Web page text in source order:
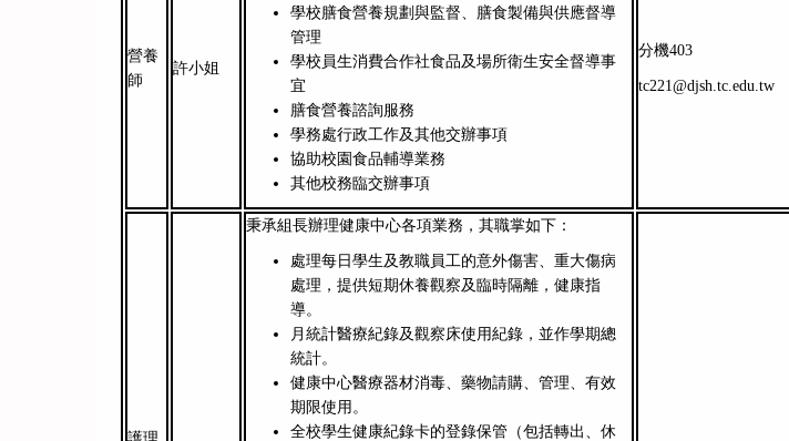
營養
師
許小姐
學校膳食營養規劃與監督、膳食製備與供應督導
管理
學校員生消費合作社食品及場所衛生安全督導事
宜
膳食營養諮詢服務
學務處行政工作及其他交辦事項
協助校園食品輔導業務
其他校務臨交辦事項
分機403
tc221@djsh.tc.edu.tw
秉承組長辦理健康中心各項業務，其職掌如下：
處理每日學生及教職員工的意外傷害、重大傷病
處理，提供短期休養觀察及臨時隔離，健康指
導。
月統計醫療紀錄及觀察床使用紀錄，並作學期總
統計。
健康中心醫療器材消毒、藥物請購、管理、有效
期限使用。
全校學生健康紀錄卡的登錄保管（包括轉出、休